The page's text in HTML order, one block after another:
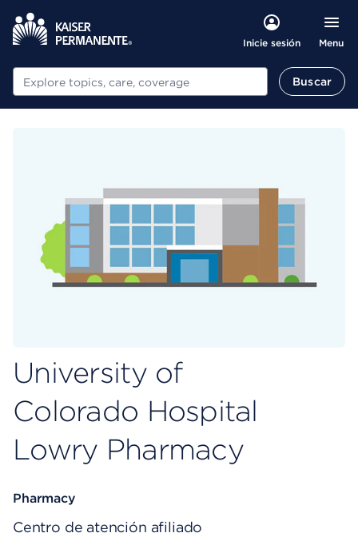
Inicie sesión Menu
Buscar Buscar
University of
Colorado Hospital
Lowry Pharmacy
Pharmacy
Centro de atención afiliado